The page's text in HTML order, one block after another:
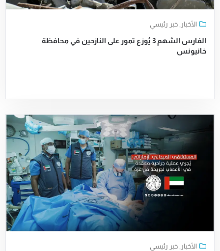
الأخبار ,خبر رئيسي
الفارس الشهم 3 يُوزع تمور على النازحين في محافظة
خانيونس
الأخبار ,خبر رئيسي